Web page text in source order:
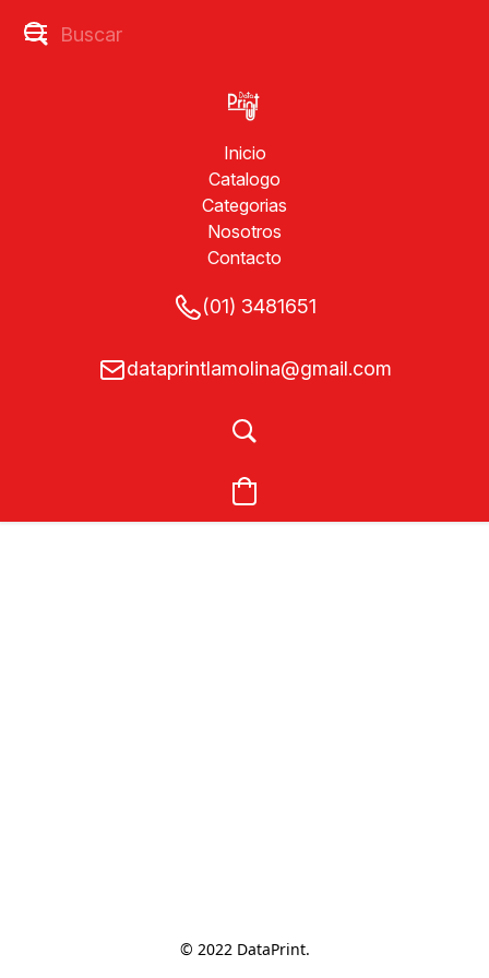
Inicio
Catalogo
Categorias
Nosotros
Contacto
(01) 3481651
dataprintlamolina@gmail.com
© 2022 DataPrint.